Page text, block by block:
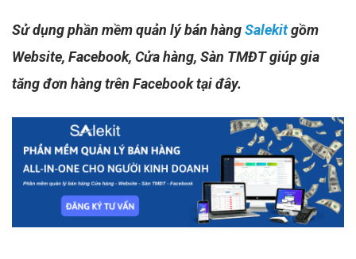
Sử dụng phần mềm quản lý bán hàngSalekitgồm
Website, Facebook, Cửa hàng, Sàn TMĐT giúp gia
tăng đơn hàng trên Facebook tại đây.